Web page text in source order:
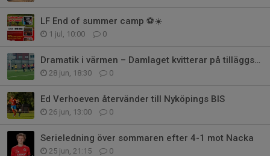
LF End of summer camp ⚽☀️
1 jul, 10:00 0
Dramatik i värmen – Damlaget kvitterar på tilläggstid
28 jun, 18:30 0
Ed Verhoeven återvänder till Nyköpings BIS
26 jun, 13:00 0
Serieledning över sommaren efter 4-1 mot Nacka
25 jun, 21:15 0